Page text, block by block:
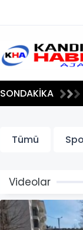
SONDAKİKA
Tümü
Videolar